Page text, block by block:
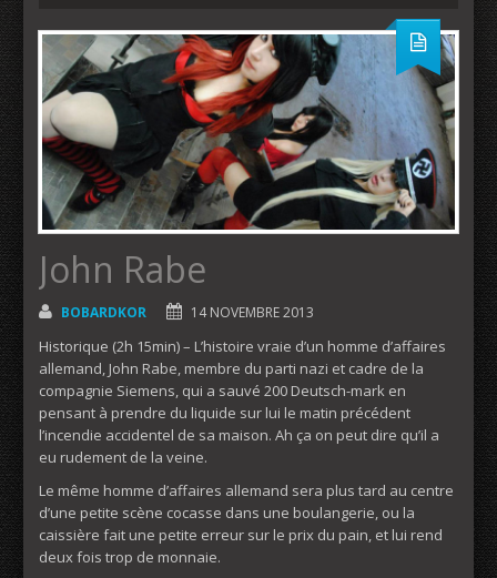
John Rabe
BOBARDKOR 14 NOVEMBRE 2013
Historique (2h 15min) – L’histoire vraie d’un homme d’affaires
allemand, John Rabe, membre du parti nazi et cadre de la
compagnie Siemens, qui a sauvé 200 Deutsch-mark en
pensant à prendre du liquide sur lui le matin précédent
l’incendie accidentel de sa maison. Ah ça on peut dire qu’il a
eu rudement de la veine.
Le même homme d’affaires allemand sera plus tard au centre
d’une petite scène cocasse dans une boulangerie, ou la
caissière fait une petite erreur sur le prix du pain, et lui rend
deux fois trop de monnaie.